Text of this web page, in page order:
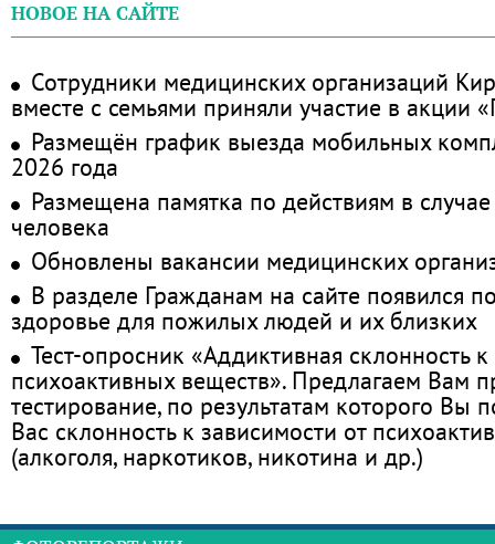
НОВОЕ НА САЙТЕ
Сотрудники медицинских организаций
вместе с семьями приняли участие в акции
Размещён график выезда мобильных
2026 года
Размещена памятка по действиям в
человека
Обновлены вакансии медицинских
В разделе Гражданам на сайте появился
здоровье для пожилых людей и их близких
Тест-опросник «Аддиктивная склонность
психоактивных веществ». Предлагаем Вам
тестирование, по результатам которого Вы
Вас склонность к зависимости от
(алкоголя, наркотиков, никотина и др.)